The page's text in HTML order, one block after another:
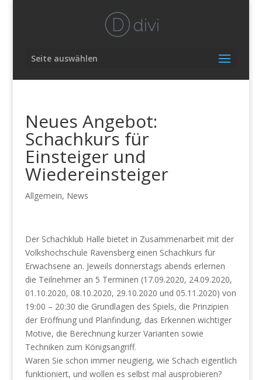
Seite auswählen
Neues Angebot:
Schachkurs für
Einsteiger und
Wiedereinsteiger
Allgemein, News
Der Schachklub Halle bietet in Zusammenarbeit mit der
Volkshochschule Ravensberg einen Schachkurs für
Erwachsene an. Jeweils donnerstags abends erlernen
die Teilnehmer an 5 Terminen (17.09.2020, 24.09.2020,
01.10.2020, 08.10.2020, 29.10.2020 und 05.11.2020) von
19:00 – 20:30 die Grundlagen des Spiels, die Prinzipien
der Eröffnung und Planfindung, das Erkennen wichtiger
Motive, die Berechnung kurzer Varianten sowie
Techniken zum Königsangriff.
Waren Sie schon immer neugierig, wie Schach eigentlich
funktioniert, und wollen es selbst mal ausprobieren?